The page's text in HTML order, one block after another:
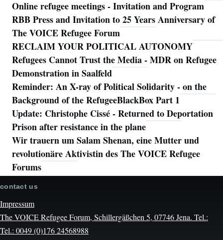
Online refugee meetings - Invitation and Program
RBB Press and Invitation to 25 Years Anniversary of
The VOICE Refugee Forum
RECLAIM YOUR POLITICAL AUTONOMY
Refugees Cannot Trust the Media - MDR on Refugee
Demonstration in Saalfeld
Reminder: An X-ray of Political Solidarity - on the
Background of the RefugeeBlackBox Part 1
Update: Christophe Cissé - Returned to Deportation
Prison after resistance in the plane
Wir trauern um Salam Shenan, eine Mutter und
revolutionäre Aktivistin des The VOICE Refugee
Forums
contact us
Impressum
The VOICE Refugee Forum, Schillergäßchen 5, 07746 Jena. Tel.:
Tel.: 0049 (0)176 24568988